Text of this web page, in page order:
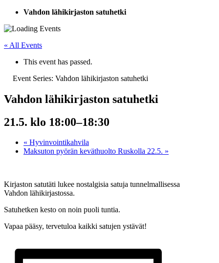
Vahdon lähikirjaston satuhetki
« All Events
This event has passed.
Event Series: Vahdon lähikirjaston satuhetki
Vahdon lähikirjaston satuhetki
21.5. klo 18:00–18:30
« Hyvinvointikahvila
Maksuton pyörän keväthuolto Ruskolla 22.5. »
Kirjaston satutäti lukee nostalgisia satuja tunnelmallisessa
Vahdon lähikirjastossa.
Satuhetken kesto on noin puoli tuntia.
Vapaa pääsy, tervetuloa kaikki satujen ystävät!